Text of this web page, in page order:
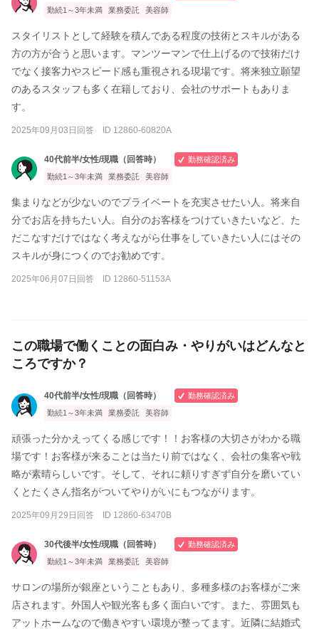
勤続1～3年未満
業務委託 美容師
スタイリストとして経験を積んである程度の技術とスキルがある
方の方が合うと思います。マンツーマンで仕上げるので技術だけ
でなく接客力やスピード感も重視される現場です。将来独立願望
のあるスタッフも多く在籍しており、会社のサポートもありま
す。
2025年09月03日回答 ID 12860-60820A
40代前半/女性/現職（回答時）
勤務確認済み
勤続1～3年未満
業務委託 美容師
集まりなどが少ないのでプライベートを充実させたい人。将来自
分でお店を持ちたい人。自分のお客様をつけていきたいなど、た
だこなすだけではなく考えながら仕事をしていきたい人にはその
スキルが身につくのでお勧めです。
2025年06月07日回答 ID 12860-51153A
この職場で働くことの面白み・やりがいはどんなと
ころですか？
40代前半/女性/現職（回答時）
勤務確認済み
勤続1～3年未満
業務委託 美容師
頑張った分かえってくる感じです！！お客様の大切さがわかる職
場です！お客様が来ることは当たり前ではなく、会社の集客や戦
略が素晴らしいです。そして、それに頼りすぎず自分を磨いてい
くとたくさん指名がついてやりがいにもつながります。
2025年09月29日回答 ID 12860-63470B
30代後半/女性/現職（回答時）
勤務確認済み
勤続1～3年未満
業務委託 美容師
サロンの場所が銀座ということもあり、多種多様のお客様がご来
店されます。外国人や観光客も多く面白いです。また、雰囲気も
アットホームなので働きやすい環境が整ってます。近隣に結婚式